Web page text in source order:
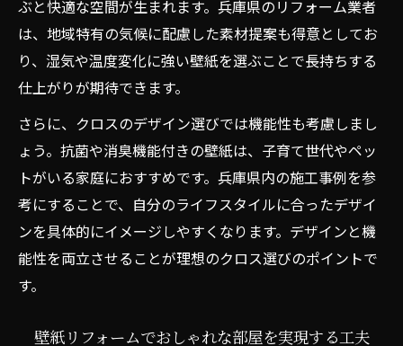
ぶと快適な空間が生まれます。兵庫県のリフォーム業者
は、地域特有の気候に配慮した素材提案も得意としてお
り、湿気や温度変化に強い壁紙を選ぶことで長持ちする
仕上がりが期待できます。
さらに、クロスのデザイン選びでは機能性も考慮しまし
ょう。抗菌や消臭機能付きの壁紙は、子育て世代やペッ
トがいる家庭におすすめです。兵庫県内の施工事例を参
考にすることで、自分のライフスタイルに合ったデザイ
ンを具体的にイメージしやすくなります。デザインと機
能性を両立させることが理想のクロス選びのポイントで
す。
壁紙リフォームでおしゃれな部屋を実現する工夫